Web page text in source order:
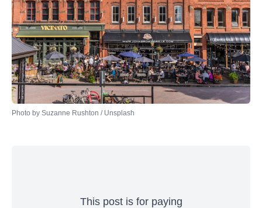
Photo by Suzanne Rushton / Unsplash
This post is for paying